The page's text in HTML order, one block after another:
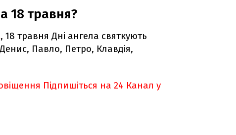
18 травня?
, 18 травня Дні ангела святкують
Павло, Петро, Клавдія,
Підпишіться на 24 Канал у